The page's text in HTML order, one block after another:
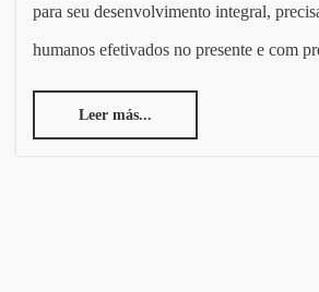
para seu desenvolvimento integral,
humanos efetivados no presente e com
Leer más...